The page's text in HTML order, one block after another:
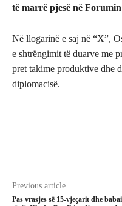
të marrë pjesë në
Në llogarinë e saj në “X”,
e shtrëngimit të duarve me
pret takime produktive dhe
diplomacisë.
Previous article
Pas vrasjes së 15-vjeçarit dhe